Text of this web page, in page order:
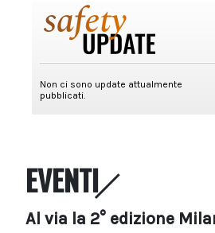
EVENTI
Al via la 2° edizione